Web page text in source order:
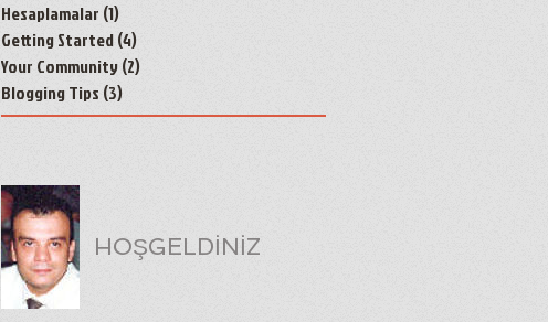
Hesaplamalar (1)
Getting Started(4)
Your Community(2)
Blogging Tips (3)
HOŞGELDİNİZ